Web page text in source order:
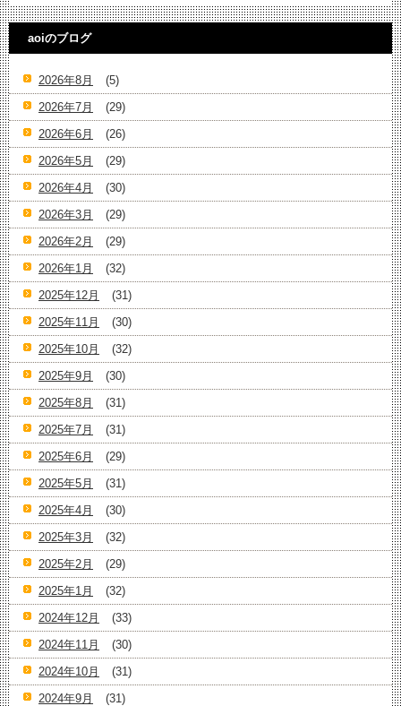
aoiのブログ
2026年8月
(5)
2026年7月
(29)
2026年6月
(26)
2026年5月
(29)
2026年4月
(30)
2026年3月
(29)
2026年2月
(29)
2026年1月
(32)
2025年12月
(31)
2025年11月
(30)
2025年10月
(32)
2025年9月
(30)
2025年8月
(31)
2025年7月
(31)
2025年6月
(29)
2025年5月
(31)
2025年4月
(30)
2025年3月
(32)
2025年2月
(29)
2025年1月
(32)
2024年12月
(33)
2024年11月
(30)
2024年10月
(31)
2024年9月
(31)